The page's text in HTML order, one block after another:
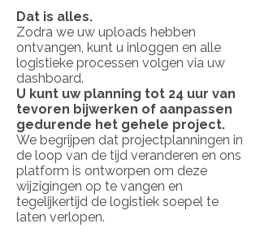
Dat is alles.
Zodra we uw uploads hebben
ontvangen, kunt u inloggen en alle
logistieke processen volgen via uw
dashboard.
U kunt uw planning tot 24 uur van
tevoren bijwerken of aanpassen
gedurende het gehele project.
We begrijpen dat projectplanningen in
de loop van de tijd veranderen en ons
platform is ontworpen om deze
wijzigingen op te vangen en
tegelijkertijd de logistiek soepel te
laten verlopen.